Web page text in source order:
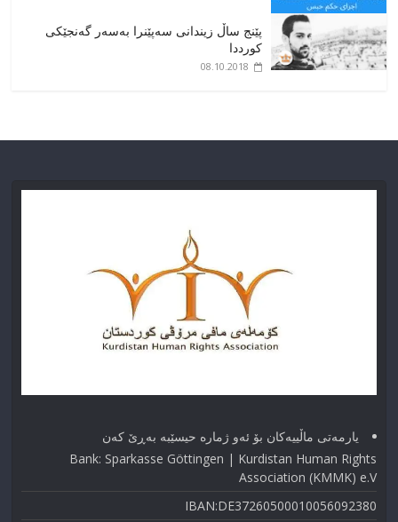
پێنج ساڵ زیندانی سەپێنرا بەسەر گەنجێکی
کورددا
08.10.2018
یارمەتی ماڵییەکان بۆ ئەو ژماره حیسێبە بەڕێ کەن
Bank: Sparkasse Göttingen | Kurdistan Human Rights
Association (KMMK) e.V
IBAN:DE37260500010056092380